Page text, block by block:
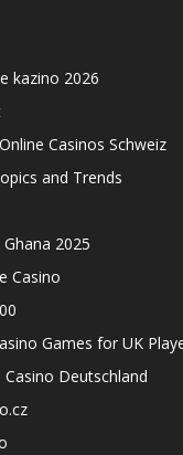
kazino 2026
Casinos Schweiz
and Trends
2025
Casino
Games for UK
Deutschland